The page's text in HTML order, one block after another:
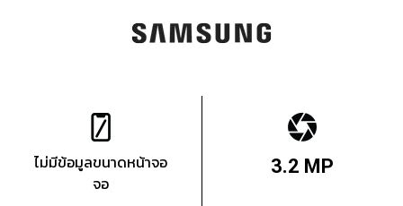
ไม่มีข้อมูลขนาดหน้าจอ
จอ
3.2 MP